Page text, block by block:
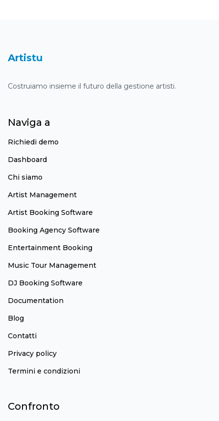
Artistu
Costruiamo insieme il futuro della gestione artisti.
Naviga a
Richiedi demo
Dashboard
Chi siamo
Artist Management
Artist Booking Software
Booking Agency Software
Entertainment Booking
Music Tour Management
DJ Booking Software
Documentation
Blog
Contatti
Privacy policy
Termini e condizioni
Confronto